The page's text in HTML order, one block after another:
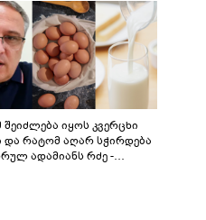
იყოს კვერცხი
და რატომ აღარ სჭირდება
ადამიანს რძე -